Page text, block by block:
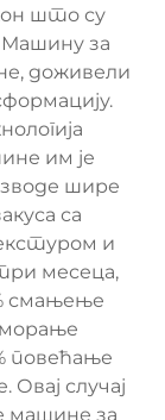
што су
за
доживели
им је
шире
са
и
месеца,
смањење
повећање
случај
машине за